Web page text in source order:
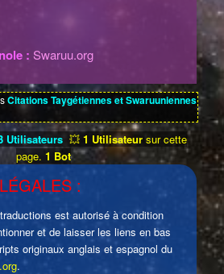
: Swaruu.org
Citations Taygétiennes et Swaruuniennes
Utilisateurs 💥 1 Utilisateursur cette
page. 1 Bot
:
est autorisé à condition
et de laisser les liens en bas
originaux anglais et espagnol du
.